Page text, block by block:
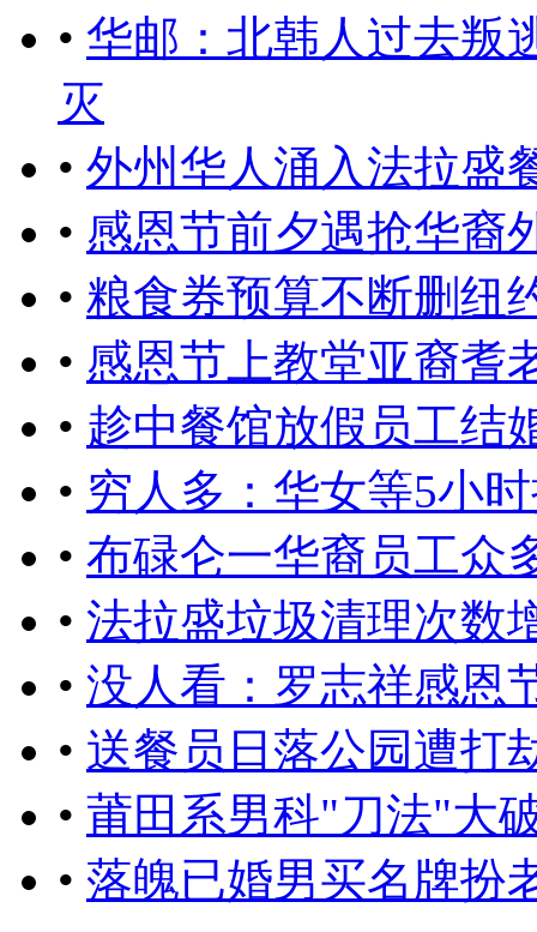
• 华邮：北韩人过去叛
灭
• 外州华人涌入法拉盛
• 感恩节前夕遇抢华裔
• 粮食券预算不断删纽
• 感恩节上教堂亚裔耆
• 趁中餐馆放假员工结
• 穷人多：华女等5小
• 布碌仑一华裔员工众
• 法拉盛垃圾清理次数
• 没人看：罗志祥感恩
• 送餐员日落公园遭打
• 莆田系男科"刀法"大
• 落魄已婚男买名牌扮